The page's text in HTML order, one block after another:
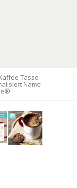
Tasse
Name